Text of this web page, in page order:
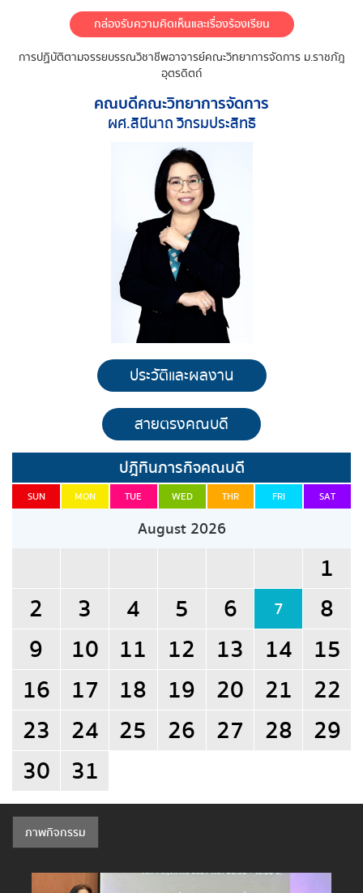
กล่องรับความคิดเห็นและเรื่องร้องเรียน
การปฏิบัติตามจรรยบรรณวิชาชีพอาจารย์คณะวิทยาการจัดการ ม.ราชภัฎ
อุตรดิตถ์
คณบดีคณะวิทยาการจัดการ
ผศ.สินีนาถ วิกรมประสิทธิ
ประวัติและผลงาน
สายตรงคณบดี
ปฎิทินภารกิจคณบดี
SUN MON TUE WED THR FRI SAT
August 2026
1
2
3 4 5 6 7
8
9
10 11 12 13 14
15
16
17 18 19 20 21
22
23
24 25 26 27 28
29
30
31
ภาพกิจกรรม